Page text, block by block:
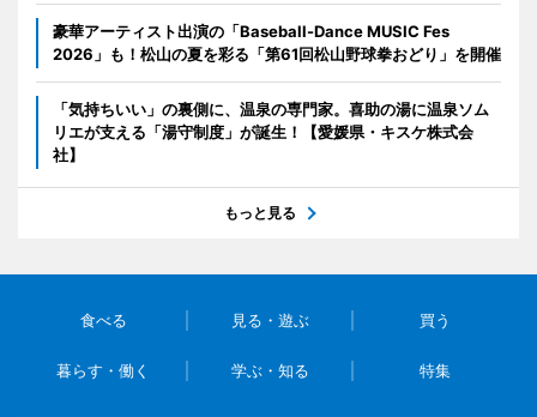
豪華アーティスト出演の「Baseball-Dance MUSIC Fes
2026」も！松山の夏を彩る「第61回松山野球拳おどり」を開催
「気持ちいい」の裏側に、温泉の専門家。喜助の湯に温泉ソム
リエが支える「湯守制度」が誕生！【愛媛県・キスケ株式会
社】
もっと見る
食べる 見る・遊ぶ 買う
暮らす・働く 学ぶ・知る 特集